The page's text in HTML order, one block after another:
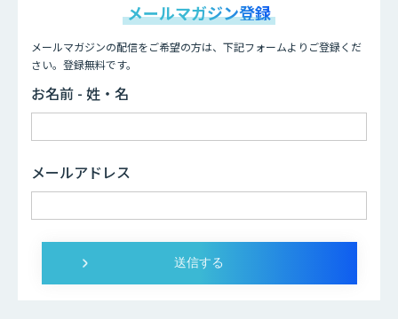
メールマガジン登録
メールマガジンの配信をご希望の方は、下記フォームよりご登録くだ
さい。登録無料です。
お名前 - 姓・名
メールアドレス